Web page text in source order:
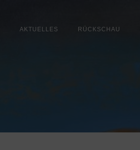
AKTUELLES RÜCKSCHAU